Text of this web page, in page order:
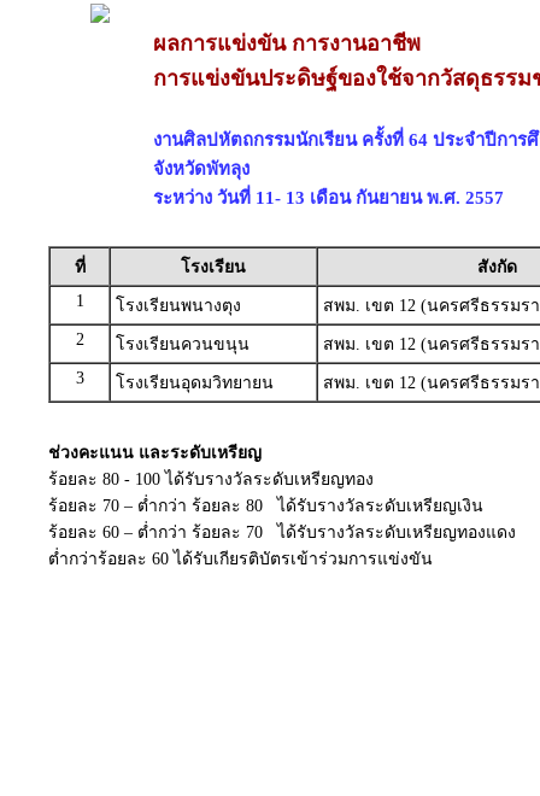
ผลการแข่งขัน การงานอาชีพ
การแข่งขันประดิษฐ์ของใช้จากวัสดุธรรม
งานศิลปหัตถกรรมนักเรียน ครั้งที่ 64 ประจำปีการ
จังหวัดพัทลุง
ระหว่าง วันที่ 11- 13 เดือน กันยายน พ.ศ. 2557
ที่ โรงเรียน
สังกัด
1
โรงเรียนพนางตุง
สพม. เขต 12 (นครศรีธรรมร
2
โรงเรียนควนขนุน
สพม. เขต 12 (นครศรีธรรมร
3
โรงเรียนอุดมวิทยายน สพม. เขต 12 (นครศรีธรรมร
ช่วงคะแนน และระดับเหรียญ
ร้อยละ 80 - 100 ได้รับรางวัลระดับเหรียญทอง
ร้อยละ 70 – ต่ำกว่า ร้อยละ 80 ได้รับรางวัลระดับเหรียญเงิน
ร้อยละ 60 – ต่ำกว่า ร้อยละ 70 ได้รับรางวัลระดับเหรียญทองแดง
ต่ำกว่าร้อยละ 60 ได้รับเกียรติบัตรเข้าร่วมการแข่งขัน